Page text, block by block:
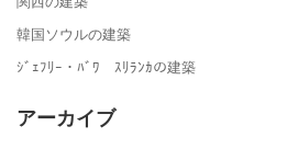
韓国ソウルの建築
ｼﾞｪﾌﾘｰ・ﾊﾞﾜ ｽﾘﾗﾝｶの建築
アーカイブ